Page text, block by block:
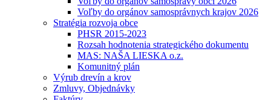
Voľby do orgánov samosprávnych krajov 2026
Stratégia rozvoja obce
PHSR 2015-2023
Rozsah hodnotenia strategického dokumentu
MAS: NAŠA LIESKA o.z.
Komunitný plán
Výrub drevín a krov
Zmluvy, Objednávky